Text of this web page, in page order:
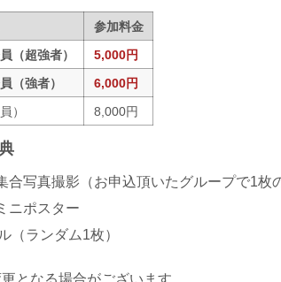
参加料金
（超強者）
5,000円
（強者）
6,000円
）
8,000円
合写真撮影（お申込頂いたグループで1枚
ニポスター
（ランダム1枚）
となる場合がございます。